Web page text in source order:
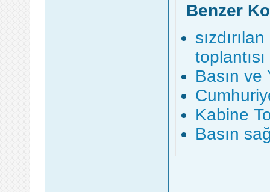
Benzer
toplantısı
Basın ve
Kabine
Basın